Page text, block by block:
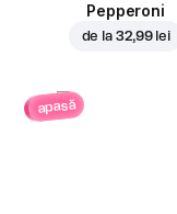
Pepperoni
de la 32,99 lei
apasă